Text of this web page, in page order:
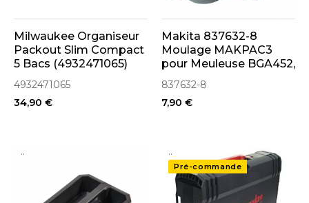
Milwaukee Organiseur
Packout Slim Compact
5 Bacs (4932471065)
4932471065
34,90 €
Makita 837632-8
Moulage MAKPAC3
pour Meuleuse BGA452,
DGA452
837632-8
7,90 €
.. ..
Pré-commande